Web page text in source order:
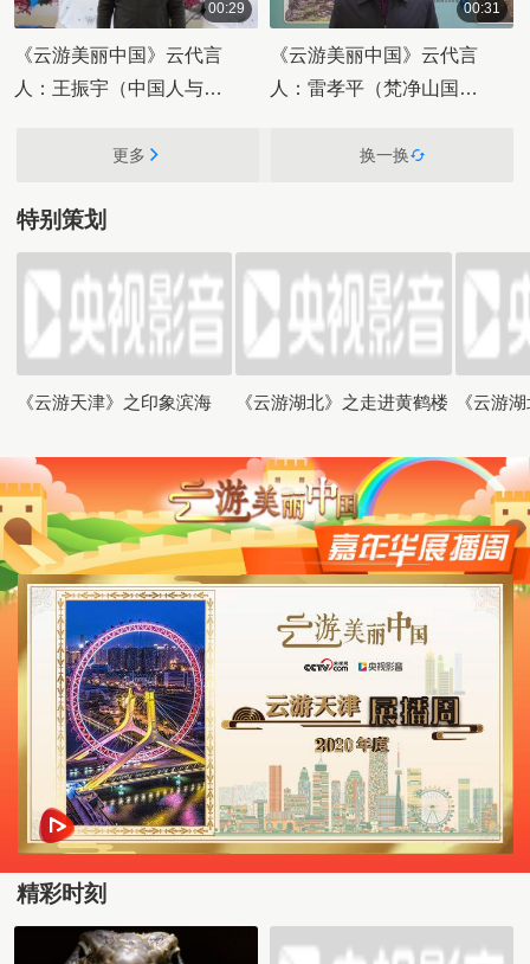
00:29
《云游美丽中国》云代言
人：王振宇（中国人与生
00:31
《云游美丽中国》云代言
人：雷孝平（梵净山国家
更多 换一换
特别策划
《云游天津》之印象滨海 《云游湖北》之走进黄鹤楼 《云游
精彩时刻